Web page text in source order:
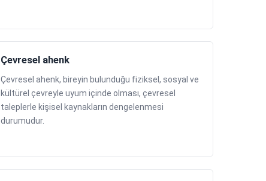
Çevresel ahenk
Çevresel ahenk, bireyin bulunduğu fiziksel, sosyal ve
kültürel çevreyle uyum içinde olması, çevresel
taleplerle kişisel kaynakların dengelenmesi
durumudur.